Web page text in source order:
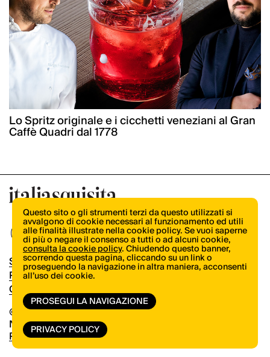
Lo Spritz originale e i cicchetti veneziani al Gran
Caffè Quadri dal 1778
© Copyright 2026.Vertical.it
N.ro Iscrizione ROC 32504
Privacy Policy
Shop
Pubblicità
Contatti
Questo sito o gli strumenti terzi da questo utilizzati si
avvalgono di cookie necessari al funzionamento ed utili
alle finalità illustrate nella cookie policy. Se vuoi saperne
di più o negare il consenso a tutti o ad alcuni cookie,
consulta la cookie policy. Chiudendo questo banner,
scorrendo questa pagina, cliccando su un link o
proseguendo la navigazione in altra maniera, acconsenti
all’uso dei cookie.
PROSEGUI LA NAVIGAZIONE
PRIVACY POLICY